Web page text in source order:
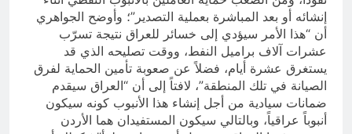
إنشائه أو بعد المباشرة بعملية التصدير”؛ وأوضح الجواهري
أن “هذا الأمر سيؤدي إلى خسائر للعراق نتيجة تسرّب
عشرات آلاف براميل النفط، ووقت تصليحه الذي قد
يستغرق عشرة أيام، فضلاً عن صعوبة تأمين الحماية لفرق
الصيانة في تلك المنطقة”، لافتاً إلى أن “العراق سيقدم
ضمانات سيادية من أجل إنشاء هذا الأنبوب كونه سيكون
أنبوباً عراقياً، وبالتالي سيكون المستفيدان هما الأردن